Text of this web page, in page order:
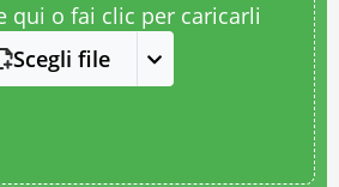
qui o fai clic per caricarli
Scegli file